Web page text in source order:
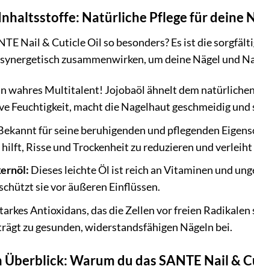
Natürliche Pflege für deine
Nail & Cuticle Oil so besonders? Es ist die
zusammenwirken, um deine Nägel und
wahres Multitalent! Jojobaöl ähnelt dem
Feuchtigkeit, macht die Nagelhaut geschmeidig
für seine beruhigenden und pflegenden
hilft, Risse und Trockenheit zu reduzieren und
Dieses leichte Öl ist reich an Vitaminen und
sie vor äußeren Einflüssen.
Antioxidans, das die Zellen vor freien
zu gesunden, widerstandsfähigen Nägeln bei.
Warum du das SANTE Nail &